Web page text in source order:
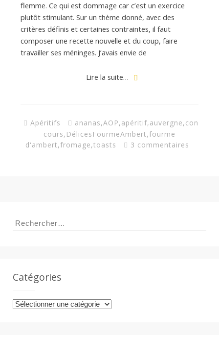
flemme. Ce qui est dommage car c’est un exercice
plutôt stimulant. Sur un thème donné, avec des
critères définis et certaines contraintes, il faut
composer une recette nouvelle et du coup, faire
travailler ses méninges. J’avais envie de
Lire la suite…
Apéritifs ananas,AOP,apéritif,auvergne,con
cours, DélicesFourmeAmbert,fourme
d'ambert,fromage,toasts 3 commentaires
Rechercher :
Catégories
Catégories